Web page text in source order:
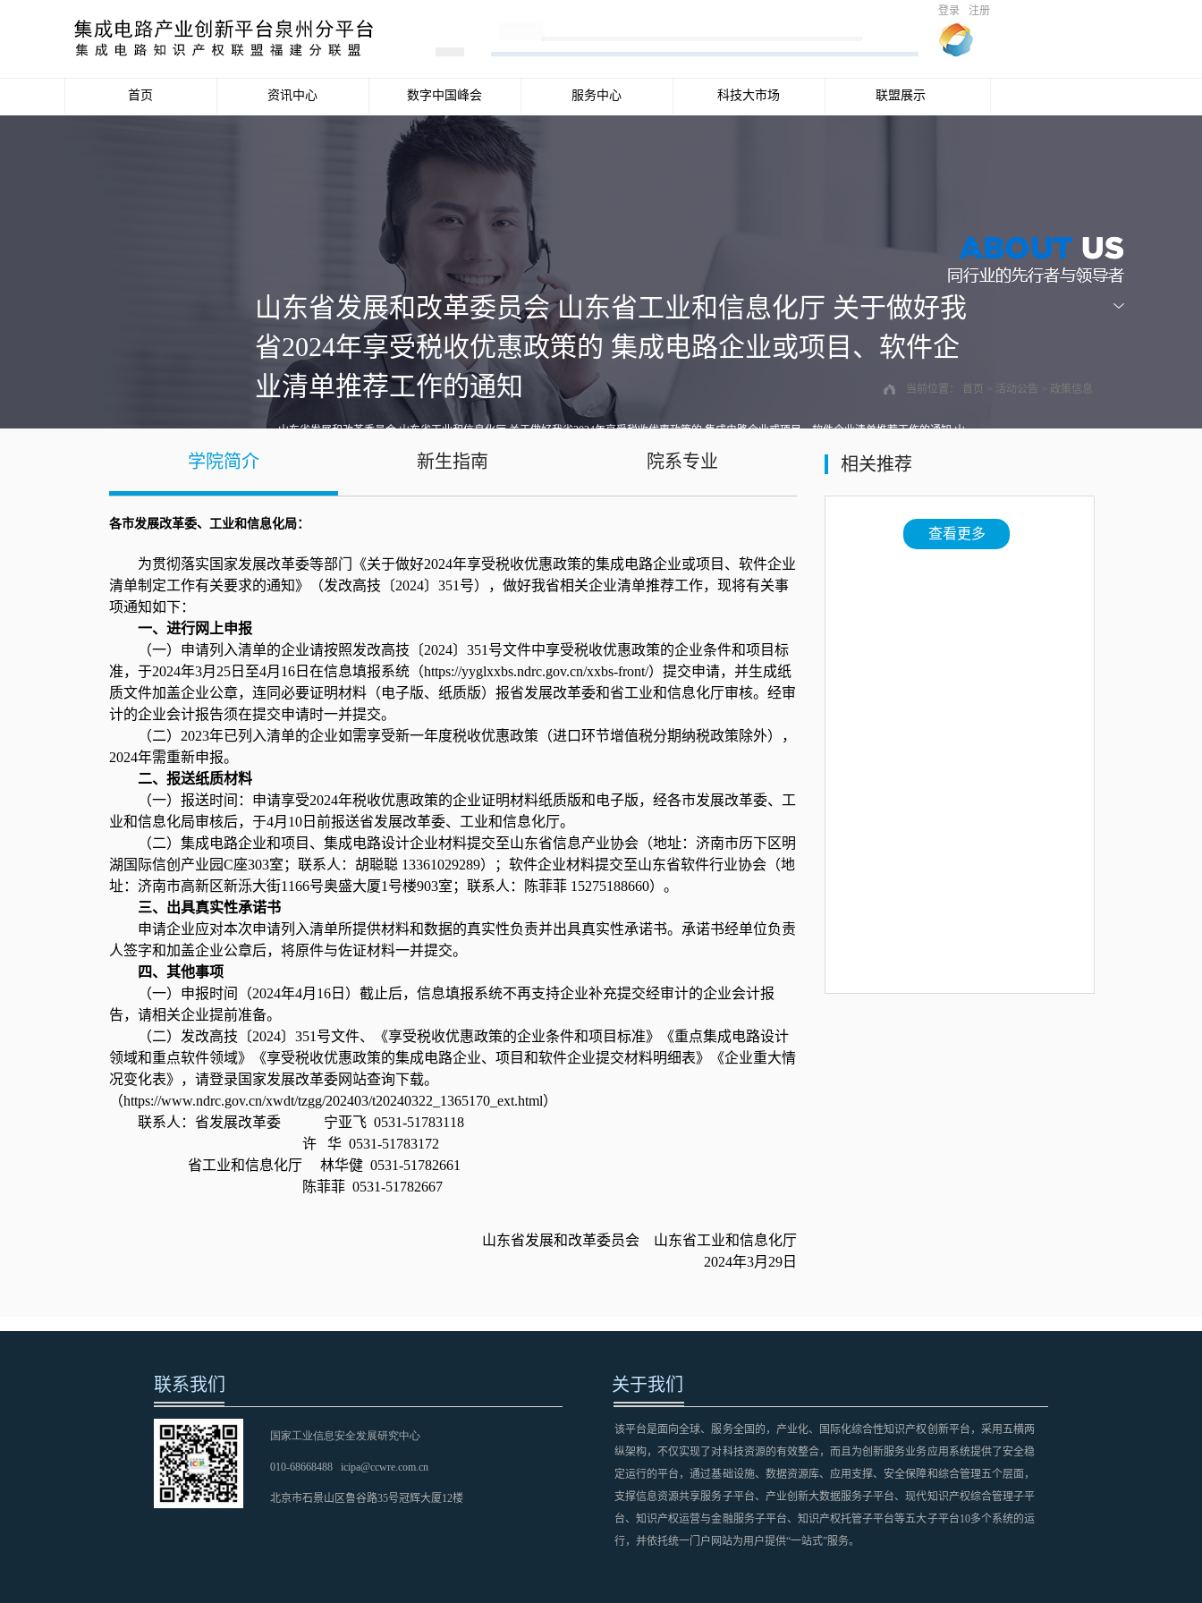
登录 注册
首页 资讯中心
项目申报信息
数字中国峰会 服务中心 科技大市场 联盟展示
当前位置： 首页 > 活动公告 > 政策信息
山东省发展和改革委员会 山东省工业和信息化厅 关于做好我
省2024年享受税收优惠政策的 集成电路企业或项目、软件企
业清单推荐工作的通知
山东省发展和改革委员会 山东省工业和信息化厅 关于做好我省2024年享受税收优惠政策的 集成电路企业或项目、软件企业清单推荐工作的通知 山
学院简介 新生指南 院系专业
各市发展改革委、工业和信息化局：
为贯彻落实国家发展改革委等部门《关于做好2024年享受税收优惠政策的集成电路企业或项目、软件企业
清单制定工作有关要求的通知》（发改高技〔2024〕351号），做好我省相关企业清单推荐工作，现将有关事
项通知如下：
一、进行网上申报
（一）申请列入清单的企业请按照发改高技〔2024〕351号文件中享受税收优惠政策的企业条件和项目标
准，于2024年3月25日至4月16日在信息填报系统（https://yyglxxbs.ndrc.gov.cn/xxbs-front/）提交申请，并生成纸
质文件加盖企业公章，连同必要证明材料（电子版、纸质版）报省发展改革委和省工业和信息化厅审核。经审
计的企业会计报告须在提交申请时一并提交。
（二）2023年已列入清单的企业如需享受新一年度税收优惠政策（进口环节增值税分期纳税政策除外），
2024年需重新申报。
二、报送纸质材料
（一）报送时间：申请享受2024年税收优惠政策的企业证明材料纸质版和电子版，经各市发展改革委、工
业和信息化局审核后，于4月10日前报送省发展改革委、工业和信息化厅。
（二）集成电路企业和项目、集成电路设计企业材料提交至山东省信息产业协会（地址：济南市历下区明
湖国际信创产业园C座303室；联系人：胡聪聪 13361029289）；软件企业材料提交至山东省软件行业协会（地
址：济南市高新区新泺大街1166号奥盛大厦1号楼903室；联系人：陈菲菲 15275188660）。
三、出具真实性承诺书
申请企业应对本次申请列入清单所提供材料和数据的真实性负责并出具真实性承诺书。承诺书经单位负责
人签字和加盖企业公章后，将原件与佐证材料一并提交。
四、其他事项
（一）申报时间（2024年4月16日）截止后，信息填报系统不再支持企业补充提交经审计的企业会计报
告，请相关企业提前准备。
（二）发改高技〔2024〕351号文件、《享受税收优惠政策的企业条件和项目标准》《重点集成电路设计
领域和重点软件领域》《享受税收优惠政策的集成电路企业、项目和软件企业提交材料明细表》《企业重大情
况变化表》，请登录国家发展改革委网站查询下载。
（https://www.ndrc.gov.cn/xwdt/tzgg/202403/t20240322_1365170_ext.html）
联系人：省发展改革委 宁亚飞 0531-51783118
许 华 0531-51783172
省工业和信息化厅 林华健 0531-51782661
陈菲菲 0531-51782667
山东省发展和改革委员会 山东省工业和信息化厅
2024年3月29日
相关推荐
查看更多
联系我们 关于我们
国家工业信息安全发展研究中心
010-68668488 icipa@ccwre.com.cn
北京市石景山区鲁谷路35号冠辉大厦12楼
该平台是面向全球、服务全国的，产业化、国际化综合性知识产权创新平台，采用五横两
纵架构，不仅实现了对科技资源的有效整合，而且为创新服务业务应用系统提供了安全稳
定运行的平台，通过基础设施、数据资源库、应用支撑、安全保障和综合管理五个层面，
支撑信息资源共享服务子平台、产业创新大数据服务子平台、现代知识产权综合管理子平
台、知识产权运营与金融服务子平台、知识产权托管子平台等五大子平台10多个系统的运
行，并依托统一门户网站为用户提供“一站式”服务。